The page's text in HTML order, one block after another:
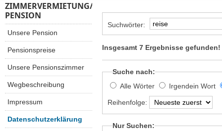
Suchwörter:
Insgesamt 7 Ergebnisse gefunden!
Suche nach:
Alle Wörter
Irgendein Wort
Reihenfolge:
Nur Suchen:
ZIMMERVERMIETUNG/
PENSION
Unsere Pension
Pensionspreise
Unsere Pensionszimmer
Wegbeschreibung
Impressum
Datenschutzerklärung